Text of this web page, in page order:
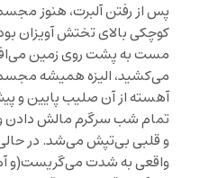
پس از رفتن آلبرت، هنوز
کوچکی بالای تختش آویزان
مست به پشت روی زمین
می‌کشید، الیزه همیشه
آهسته از آن صلیب پایین و
تمام شب سرگرم مالش دادن
و قلبی بی‌تپش می‌شد. در حالی
واقعی به شدت می‌گریست(و